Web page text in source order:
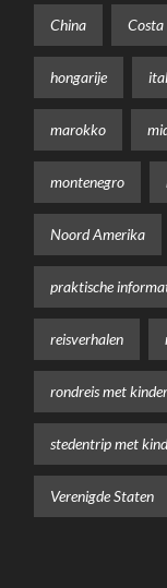
China Costa
hongarije
marokko
montenegro
Noord Amerika
praktische
reisverhalen
rondreis met
stedentrip met
Verenigde Staten